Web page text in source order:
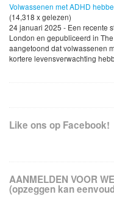
Volwassenen met ADHD
(14,318 x gelezen)
24 januari 2025 - Een recente
London en gepubliceerd in
aangetoond dat volwassenen
kortere levensverwachting
Like ons op Facebook!
AANMELDEN VOOR
(opzeggen kan